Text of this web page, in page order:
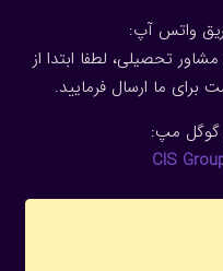
واتس آپ:
تحصیلی، لطفا ابتدا از
ما ارسال فرمایید.
گوگل مپ:
CIS